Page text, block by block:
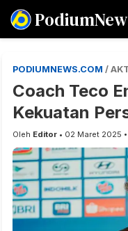
PODIUMNEWS.COM /
Coach Teco
Kekuatan
Oleh Editor • 02 Maret 2025